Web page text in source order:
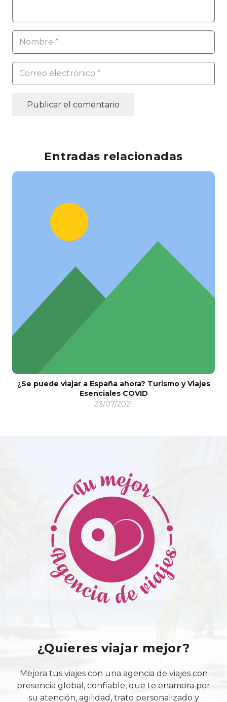
Publicar el comentario
Entradas relacionadas
¿Se puede viajar a España ahora? Turismo y Viajes
Esenciales COVID
23/07/2021
¿Quieres viajar mejor?
Mejora tus viajes con una agencia de viajes con
presencia global, confiable, que te enamora por
su atención, agilidad, trato personalizado y